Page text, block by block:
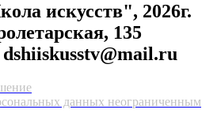
искусств", 2026г.
135
dshiiskusstv@mail.ru
данных неограниченным